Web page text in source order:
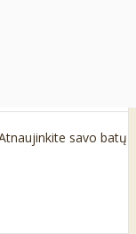
savo batų